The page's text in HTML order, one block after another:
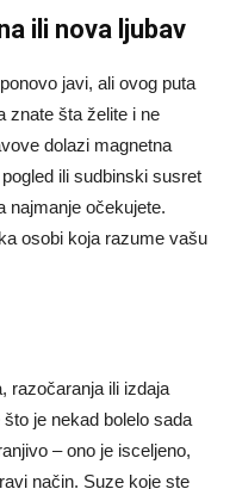
ili nova ljubav
javi, ali ovog puta
znate šta želite i ne
dolazi magnetna
ili sudbinski susret
najmanje očekujete.
osobi koja razume vašu
razočaranja ili izdaja
je nekad bolelo sada
– ono je isceljeno,
način. Suze koje ste